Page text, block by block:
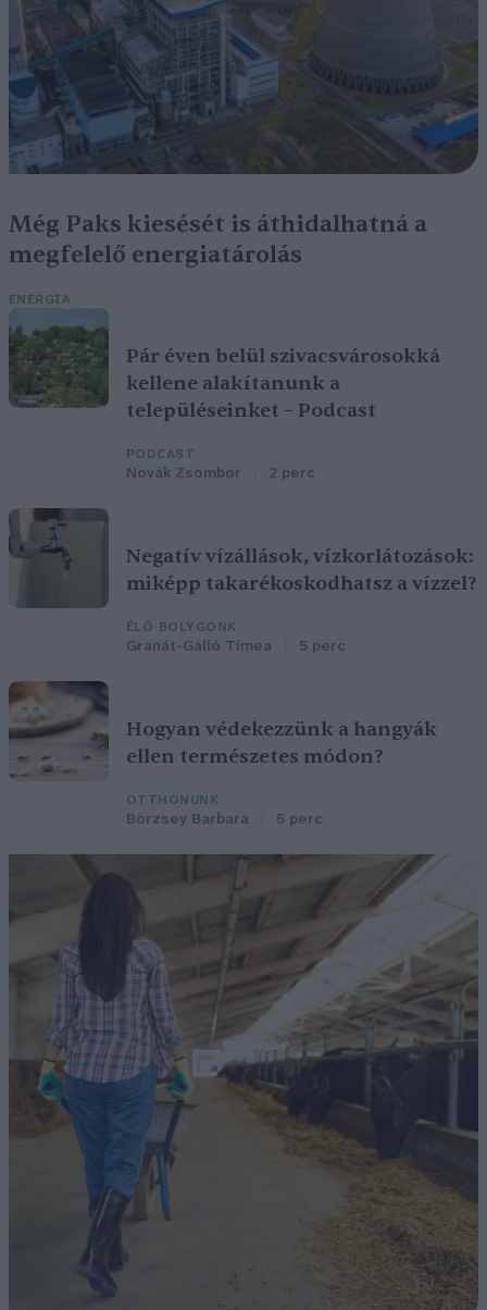
Még Paks kiesését is áthidalhatná a
megfelelő energiatárolás
ENERGIA
Pár éven belül szivacsvárosokká
kellene alakítanunk a
településeinket – Podcast
PODCAST
Novák Zsombor 2 perc
Negatív vízállások, vízkorlátozások:
miképp takarékoskodhatsz a vízzel?
ÉLŐ BOLYGÓNK
Granát-Galló Tímea 5 perc
Hogyan védekezzünk a hangyák
ellen természetes módon?
OTTHONUNK
Börzsey Barbara 5 perc